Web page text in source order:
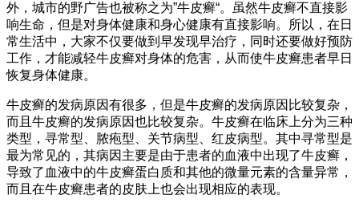
外，城市的野广告也被称之为”牛皮癣“。虽然牛皮癣不直接影
响生命，但是对身体健康和身心健康有直接影响。所以，在日
常生活中，大家不仅要做到早发现早治疗，同时还要做好预防
工作，才能减轻牛皮癣对身体的危害，从而使牛皮癣患者早日
恢复身体健康。
牛皮癣的发病原因有很多，但是牛皮癣的发病原因比较复杂，
而且牛皮癣的发病原因也比较复杂。牛皮癣在临床上分为三种
类型，寻常型、脓疱型、关节病型、红皮病型。其中寻常型是
最为常见的，其病因主要是由于患者的血液中出现了牛皮癣，
导致了血液中的牛皮癣蛋白质和其他的微量元素的含量异常，
而且在牛皮癣患者的皮肤上也会出现相应的表现。